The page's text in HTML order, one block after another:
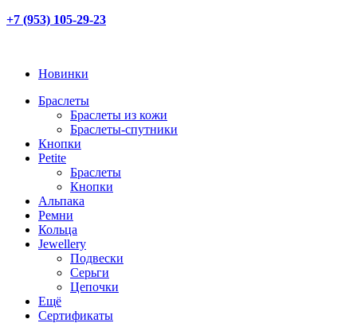
+7 (953) 105-29-23
Новинки
Браслеты
Браслеты из кожи
Браслеты-спутники
Кнопки
Petite
Браслеты
Кнопки
Альпака
Ремни
Кольца
Jewellery
Подвески
Серьги
Цепочки
Ещё
Сертификаты